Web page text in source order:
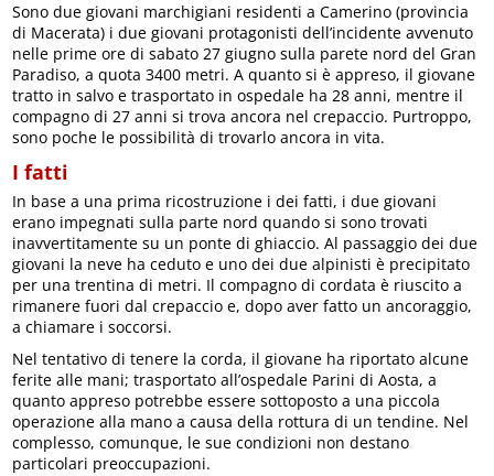
Sono due giovani marchigiani residenti a Camerino (provincia
di Macerata) i due giovani protagonisti dell’incidente avvenuto
nelle prime ore di sabato 27 giugno sulla parete nord del Gran
Paradiso, a quota 3400 metri. A quanto si è appreso, il giovane
tratto in salvo e trasportato in ospedale ha 28 anni, mentre il
compagno di 27 anni si trova ancora nel crepaccio. Purtroppo,
sono poche le possibilità di trovarlo ancora in vita.
I fatti
In base a una prima ricostruzione i dei fatti, i due giovani
erano impegnati sulla parte nord quando si sono trovati
inavvertitamente su un ponte di ghiaccio. Al passaggio dei due
giovani la neve ha ceduto e uno dei due alpinisti è precipitato
per una trentina di metri. Il compagno di cordata è riuscito a
rimanere fuori dal crepaccio e, dopo aver fatto un ancoraggio,
a chiamare i soccorsi.
Nel tentativo di tenere la corda, il giovane ha riportato alcune
ferite alle mani; trasportato all’ospedale Parini di Aosta, a
quanto appreso potrebbe essere sottoposto a una piccola
operazione alla mano a causa della rottura di un tendine. Nel
complesso, comunque, le sue condizioni non destano
particolari preoccupazioni.